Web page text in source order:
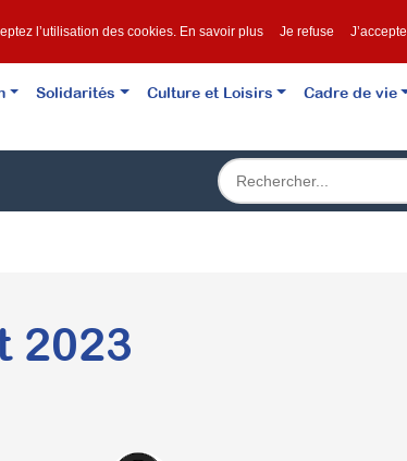
Solidarités Culture et Loisirs Cadre de vie
2023
l’utilisation des cookies. En savoir plus Je refuse J’accepte